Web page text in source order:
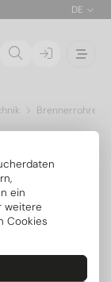
ein
weitere
Cookies
DE
Brennerrohre &